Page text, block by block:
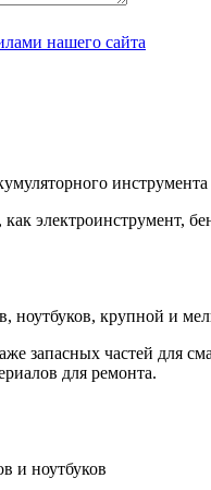
нашего сайта
инструмента
электроинструмент,
ноутбуков, крупной и
запасных частей для
для ремонта.
и ноутбуков